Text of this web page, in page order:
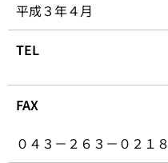
平成３年４月
TEL
FAX
０４３－２６３－０２１８